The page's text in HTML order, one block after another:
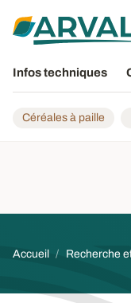
Infos techniques
Céréales à paille
Fil d'Ariane
Accueil Recherche